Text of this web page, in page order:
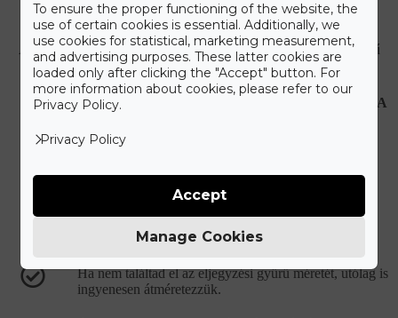
Care+ csomagot
A maximális kényelmet szem előtt tartva állítottuk össze a Gyűrű
Neked Care+ csomagot, melyet alább olvashat.
HIBÁS, VAGY SÉRÜLT ÉKSZEREK JAVÍTÁSA
mi álljuk a javítási és szállítási költségeket.
KORLÁTLAN ÉKSZERTISZTÍTÁSI
Ékszered eredeti csillogását bármikor ingyenesen
visszaállítjuk a vásárlást követően.
Ha nem találtad el az eljegyzési gyűrű méretét, utólag is
ingyenesen átméretezzük.
To ensure the proper functioning of the website, the
use of certain cookies is essential. Additionally, we
use cookies for statistical, marketing measurement,
and advertising purposes. These latter cookies are
loaded only after clicking the "Accept" button. For
more information about cookies, please refer to our
Privacy Policy.
Privacy Policy
Manage Cookies
Accept